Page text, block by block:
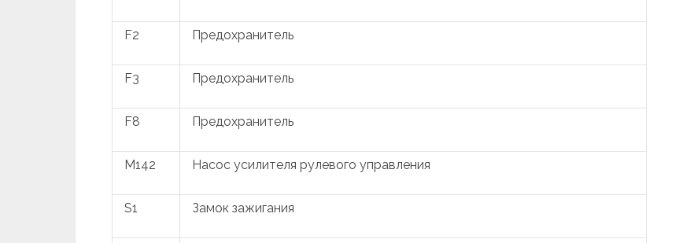
F2 Предохранитель
F3 Предохранитель
F8 Предохранитель
M142 Насос усилителя рулевого управления
S1 Замок зажигания